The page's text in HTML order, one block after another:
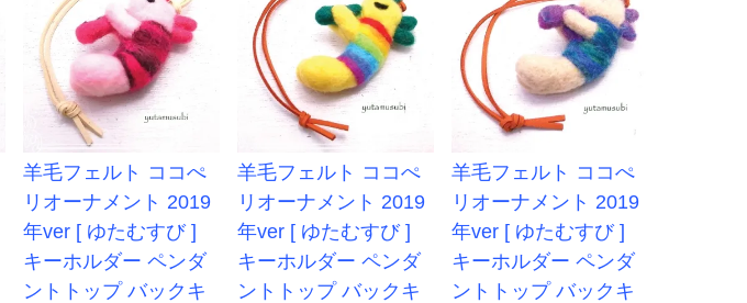
羊毛フェルト ココぺ
リオーナメント 2019
年ver [ ゆたむすび ]
キーホルダー ペンダ
ントトップ バックキ
羊毛フェルト ココぺ
リオーナメント 2019
年ver [ ゆたむすび ]
キーホルダー ペンダ
ントトップ バックキ
羊毛フェルト ココぺ
リオーナメント 2019
年ver [ ゆたむすび ]
キーホルダー ペンダ
ントトップ バックキ